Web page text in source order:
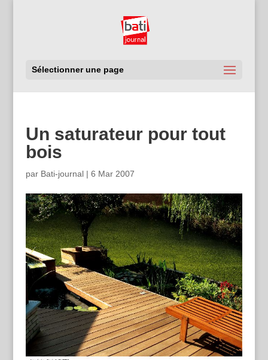
Sélectionner une page
Un saturateur pour tout
bois
par Bati-journal| 6 Mar 2007